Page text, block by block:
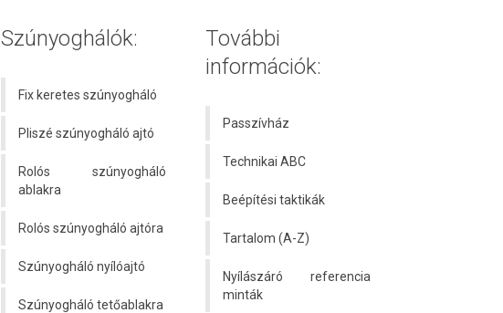
Szúnyoghálók:
Fix keretes szúnyogháló
Pliszé szúnyogháló ajtó
Rolós szúnyogháló
ablakra
Rolós szúnyogháló ajtóra
Szúnyogháló nyílóajtó
Szúnyogháló tetőablakra
További
információk:
Passzívház
Technikai ABC
Beépítési taktikák
Tartalom (A-Z)
Nyílászáró referencia
minták